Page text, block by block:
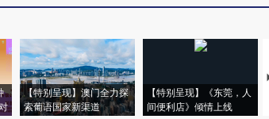
【特别呈现】澳门全力探
索葡语国家新渠道
【特别呈现】《东莞，人
间便利店》倾情上线